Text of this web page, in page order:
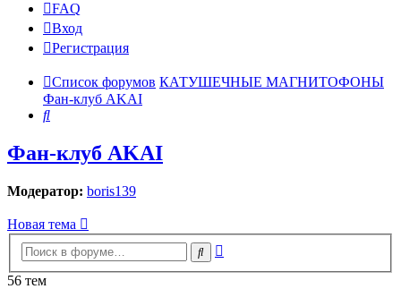
FAQ
Вход
Регистрация
Список форумов КАТУШЕЧНЫЕ МАГНИТОФОНЫ
Фан-клуб AKAI
Поиск
Фан-клуб AKAI
Модератор: boris139
Новая тема
Поиск
56 тем